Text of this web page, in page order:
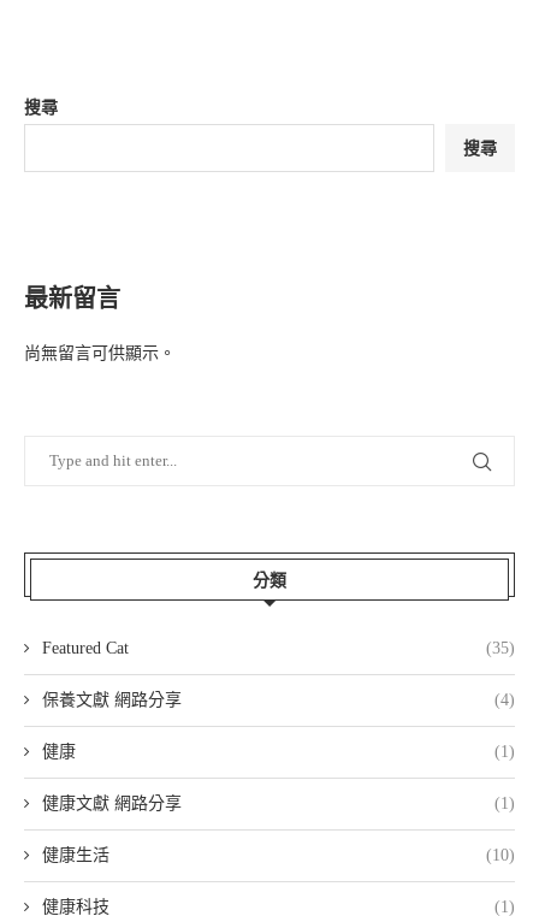
搜尋
搜尋
最新留言
尚無留言可供顯示。
分類
Featured Cat (35)
保養文獻 網路分享 (4)
健康 (1)
健康文獻 網路分享 (1)
健康生活 (10)
健康科技 (1)